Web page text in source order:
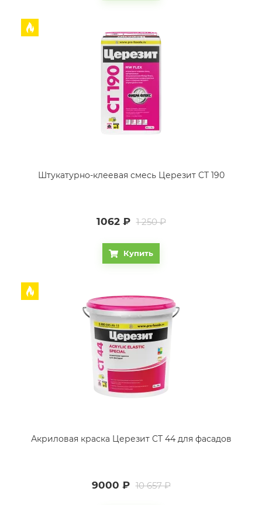
Штукатурно-клеевая смесь Церезит CT 190
1062₽ 1 250 ₽
Купить
Акриловая краска Церезит CT 44 для фасадов
9000 ₽ 10 657 ₽